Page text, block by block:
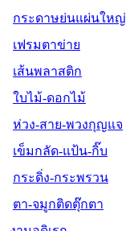
กระดาษย่นแผ่นใหญ่
เฟรมตาข่าย
เส้นพลาสติก
ใบไม้-ดอกไม้
ห่วง-สาย-พวงกุญแจ
เข็มกลัด-แป้น-กิ๊บ
กระดิ่ง-กระพรวน
ตา-จมูกติดตุ๊กตา